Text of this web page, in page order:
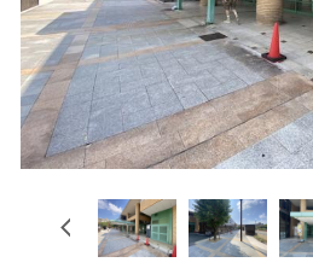
Previous